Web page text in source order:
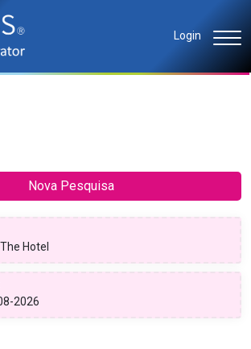
Login
Nova Pesquisa